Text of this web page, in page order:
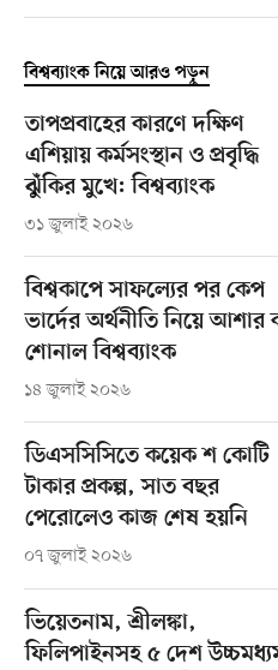
বিশ্বব্যাংক নিয়ে আরও পড়ুন
তাপপ্রবাহের কারণে দক্ষিণ
এশিয়ায় কর্মসংস্থান ও প্রবৃদ্ধি
ঝুঁকির মুখে: বিশ্বব্যাংক
৩১ জুলাই ২০২৬
বিশ্বকাপে সাফল্যের পর কেপ
ভার্দের অর্থনীতি নিয়ে আশার
শোনাল বিশ্বব্যাংক
১৪ জুলাই ২০২৬
ডিএসসিসিতে কয়েক শ কোটি
টাকার প্রকল্প, সাত বছর
পেরোলেও কাজ শেষ হয়নি
০৭ জুলাই ২০২৬
ভিয়েতনাম, শ্রীলঙ্কা,
ফিলিপাইনসহ ৫ দেশ